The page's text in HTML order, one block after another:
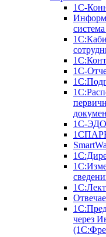
1С-
1С-
1С-ЭДО
через